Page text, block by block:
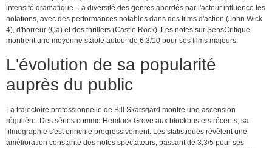
intensité dramatique. La diversité des genres abordés par l'acteur influence les
notations, avec des performances notables dans des films d'action (John Wick
4), d'horreur (Ça) et des thrillers (Castle Rock). Les notes sur SensCritique
montrent une moyenne stable autour de 6,3/10 pour ses films majeurs.
L'évolution de sa popularité
auprès du public
La trajectoire professionnelle de Bill Skarsgård montre une ascension
régulière. Des séries comme Hemlock Grove aux blockbusters récents, sa
filmographie s'est enrichie progressivement. Les statistiques révèlent une
amélioration constante des notes spectateurs, passant de 3,3/5 pour ses